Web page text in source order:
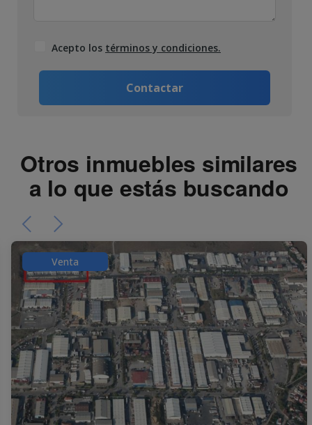
Acepto los términos y condiciones.
Contactar
Otros inmuebles similares
a lo que estás buscando
Venta